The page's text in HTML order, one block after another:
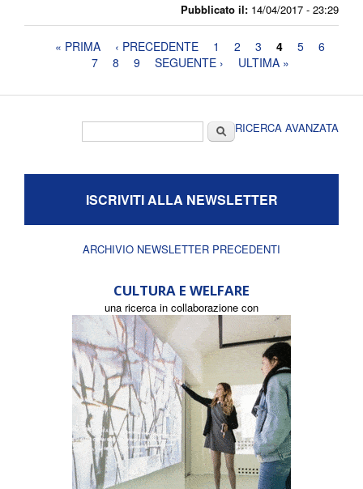
Pubblicato il: 14/04/2017 - 23:29
Pagine« PRIMA ‹ PRECEDENTE 1 2 3 4 5
6
7
8 9 SEGUENTE › ULTIMA »
CercaRICERCA AVANZATA
ISCRIVITI ALLA NEWSLETTER
ARCHIVIO NEWSLETTER PRECEDENTI
CULTURA E WELFARE
una ricerca in collaborazione con